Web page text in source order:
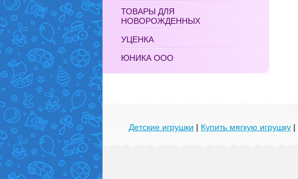
ТОВАРЫ ДЛЯ
НОВОРОЖДЕННЫХ
УЦЕНКА
ЮНИКА ООО
Детские игрушки | Купить мягкую игрушку |